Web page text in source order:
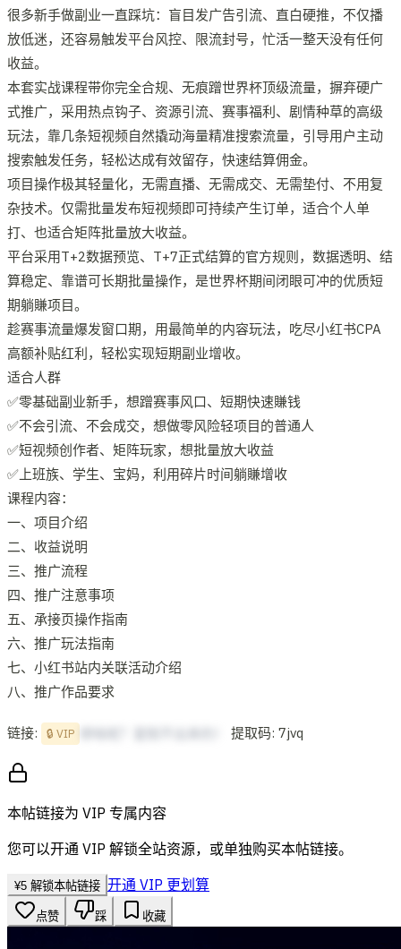
很多新手做副业一直踩坑：盲目发广告引流、直白硬推，不仅播
放低迷，还容易触发平台风控、限流封号，忙活一整天没有任何
收益。
本套实战课程带你完全合规、无痕蹭世界杯顶级流量，摒弃硬广
式推广，采用热点钩子、资源引流、赛事福利、剧情种草的高级
玩法，靠几条短视频自然撬动海量精准搜索流量，引导用户主动
搜索触发任务，轻松达成有效留存，快速结算佣金。
项目操作极其轻量化，无需直播、无需成交、无需垫付、不用复
杂技术。仅需批量发布短视频即可持续产生订单，适合个人单
打、也适合矩阵批量放大收益。
平台采用T+2数据预览、T+7正式结算的官方规则，数据透明、结
算稳定、靠谱可长期批量操作，是世界杯期间闭眼可冲的优质短
期躺賺项目。
趁赛事流量爆发窗口期，用最简单的内容玩法，吃尽小红书CPA
高额补贴红利，轻松实现短期副业增收。
适合人群
✅零基础副业新手，想蹭赛事风口、短期快速賺钱
✅不会引流、不会成交，想做零风险轻项目的普通人
✅短视频创作者、矩阵玩家，想批量放大收益
✅上班族、学生、宝妈，利用碎片时间躺賺增收
课程内容：
一、项目介绍
二、收益说明
三、推广流程
四、推广注意事项
五、承接页操作指南
六、推广玩法指南
七、小红书站内关联活动介绍
八、推广作品要求
链接: 🔒 VIP 提取码: 7jvq
本帖链接为 VIP 专属内容
您可以开通 VIP 解锁全站资源，或单独购买本帖链接。
¥5 解锁本帖链接 开通 VIP 更划算
点赞 踩 收藏